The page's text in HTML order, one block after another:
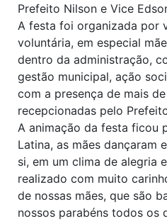
Prefeito Nilson e Vice
A festa foi organizada por
voluntária, em especial
dentro da administração,
gestão municipal, ação
com a presença de mais
recepcionadas pelo
A animação da festa ficou
Latina, as mães dançaram
si, em um clima de alegria
realizado com muito
de nossas mães, que são
nossos parabéns todos os